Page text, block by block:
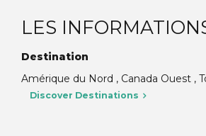
LES
Destination
Amérique du Nord , Canada Ouest ,
Discover Destinations